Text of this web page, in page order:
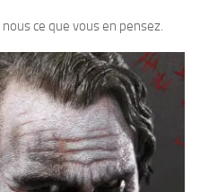
ce que vous en pensez.